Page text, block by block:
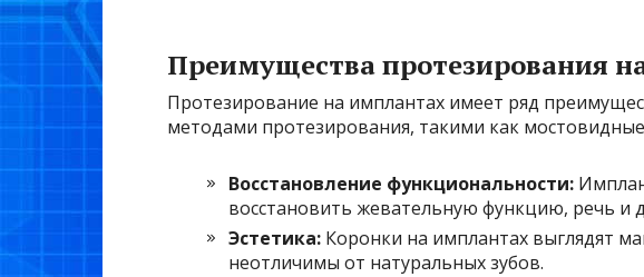
Преимущества протезирования
Протезирование на имплантах имеет ряд
методами протезирования, такими как
Восстановление функциональности:
восстановить жевательную функцию, речь и
Эстетика: Коронки на имплантах выглядят
неотличимы от натуральных зубов.